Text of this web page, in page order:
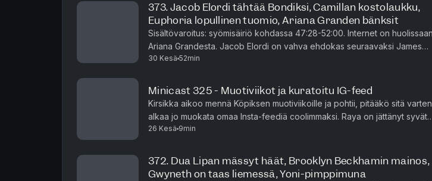
373. Jacob Elordi tähtää Bondiksi, Camillan kostolaukku,
Euphoria lopullinen tuomio, Ariana Granden bänksit
Sisältövaroitus: syömisäiriö kohdassa 47:28-52:00. Internet on huolissaan
Ariana Grandesta. Jacob Elordi on vahva ehdokas seuraavaksi James
Bondiksi, ja suhde Kendall Jennerin kanssa voi olla osa tät...
30 Kesä 52min
Minicast 325 - Muotiviikot ja kuratoitu IG-feed
Kirsikka aikoo mennä Köpiksen muotiviikoille ja pohtii, pitääkö sitä varten
alkaa jo muokata omaa Insta-feediä coolimmaksi. Raya on jättänyt syvät
traumat! Minicast on podcast-jaksoa lyhyempi audiohe...
26 Kesä 9min
372. Dua Lipan mässyt häät, Brooklyn Beckhamin mainos,
Gwyneth on taas liemessä, Yoni-pimppimuna